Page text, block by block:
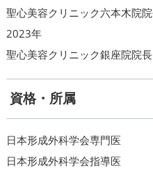
聖心美容クリニック六本木院
2023年
聖心美容クリニック銀座院院
資格・所属
日本形成外科学会専門医
日本形成外科学会指導医